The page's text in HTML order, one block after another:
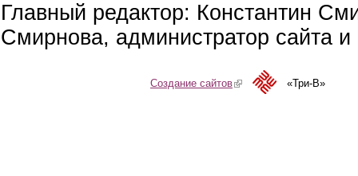
Главный редактор: Константин
Смирнова, администратор сайта
Создание сайтов(link is external)«Три-В»